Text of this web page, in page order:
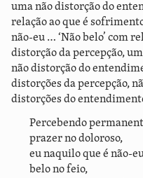
uma não distorção do
relação ao que é
não-eu … ‘Não belo’ com
distorção da percepção,
não distorção do
distorções da percepção,
distorções do
Percebendo
prazer no doloroso,
eu naquilo que é não-
belo no feio,